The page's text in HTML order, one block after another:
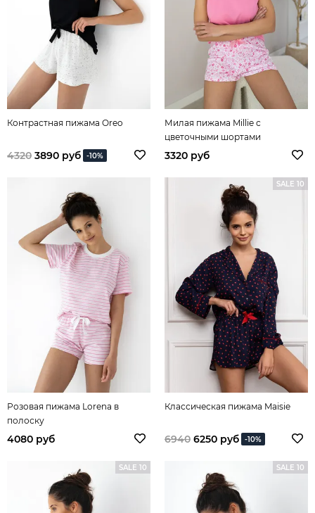
Контрастная пижама Oreo
4320 3890 руб -10%
Милая пижама Millie с
цветочными шортами
3320 руб
Розовая пижама Lorena в
полоску
4080 руб
SALE 10
Классическая пижама Maisie
6940 6250 руб -10%
SALE 10 SALE 10